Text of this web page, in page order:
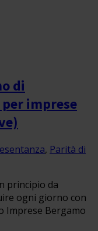
di
imprese
, Parità di
principio da
ogni giorno con
Imprese Bergamo